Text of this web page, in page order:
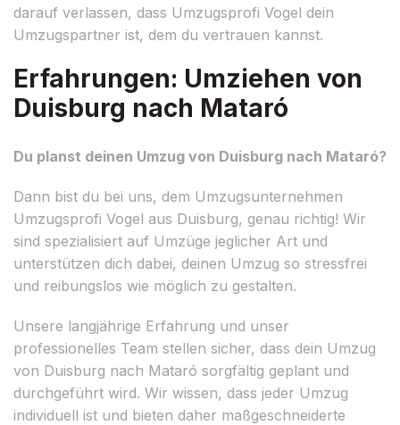
darauf verlassen, dass Umzugsprofi Vogel dein
Umzugspartner ist, dem du vertrauen kannst.
Erfahrungen: Umziehen von
Duisburg nach Mataró
Du planst deinen Umzug von Duisburg nach Mataró?
Dann bist du bei uns, dem Umzugsunternehmen
Umzugsprofi Vogel aus Duisburg, genau richtig! Wir
sind spezialisiert auf Umzüge jeglicher Art und
unterstützen dich dabei, deinen Umzug so stressfrei
und reibungslos wie möglich zu gestalten.
Unsere langjährige Erfahrung und unser
professionelles Team stellen sicher, dass dein Umzug
von Duisburg nach Mataró sorgfältig geplant und
durchgeführt wird. Wir wissen, dass jeder Umzug
individuell ist und bieten daher maßgeschneiderte